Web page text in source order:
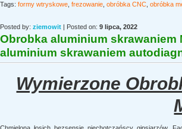
Tags: formy wtryskowe frezowanie obróbka CNC obróbka
Posted by: ziemowit | Posted on: 9 lipca, 2022
Obrobka aluminium
aluminium skrawaniem
Wymierzone